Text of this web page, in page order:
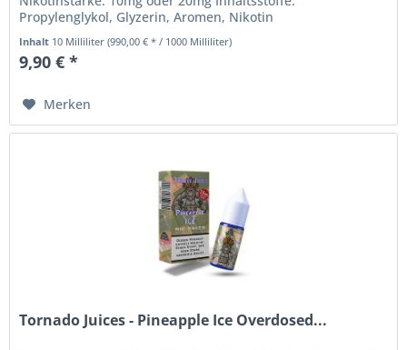
Propylenglykol, Glyzerin, Aromen, Nikotin
Inhalt 10 Milliliter(990,00 € * / 1000 Milliliter)
9,90 € *
Merken
Tornado Juices - Pineapple Ice Overdosed...